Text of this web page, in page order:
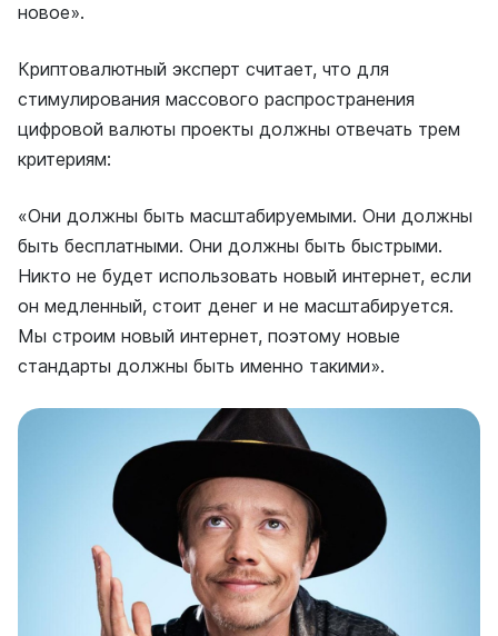
новое».
Криптовалютный эксперт считает, что для
стимулирования массового распространения
цифровой валюты проекты должны отвечать трем
критериям:
«Они должны быть масштабируемыми. Они должны
быть бесплатными. Они должны быть быстрыми.
Никто не будет использовать новый интернет, если
он медленный, стоит денег и не масштабируется.
Мы строим новый интернет, поэтому новые
стандарты должны быть именно такими».